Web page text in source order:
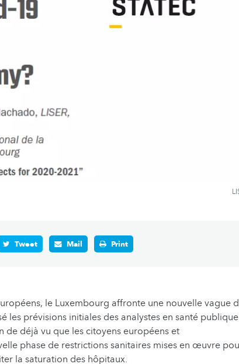
Tweet Mail Print
le Luxembourg affronte une nouvelle vague
les prévisions initiales des analystes en santé
de déjà vu que les citoyens européens et
phase de restrictions sanitaires mises en œuvre
la saturation des hôpitaux.